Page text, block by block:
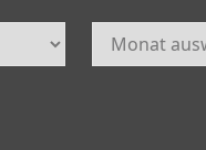
Archiv